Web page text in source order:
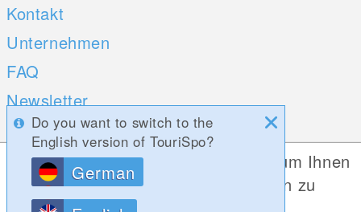
Kontakt
Unternehmen
FAQ
Newsletter
Umfragen
Mobile Apps Social Web
Do you want to switch to the
English version of TouriSpo?
German
Diese Website verwendet Cookies, um Ihnen
die bestmögliche Funktionalität bieten zu